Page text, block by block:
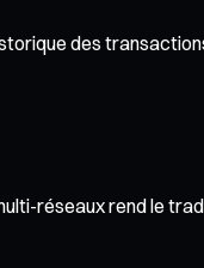
des
réseaux rend le